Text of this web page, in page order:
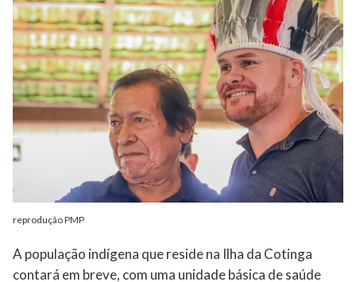
reprodução PMP
A população indígena que reside na Ilha da Cotinga
contará em breve, com uma unidade básica de saúde